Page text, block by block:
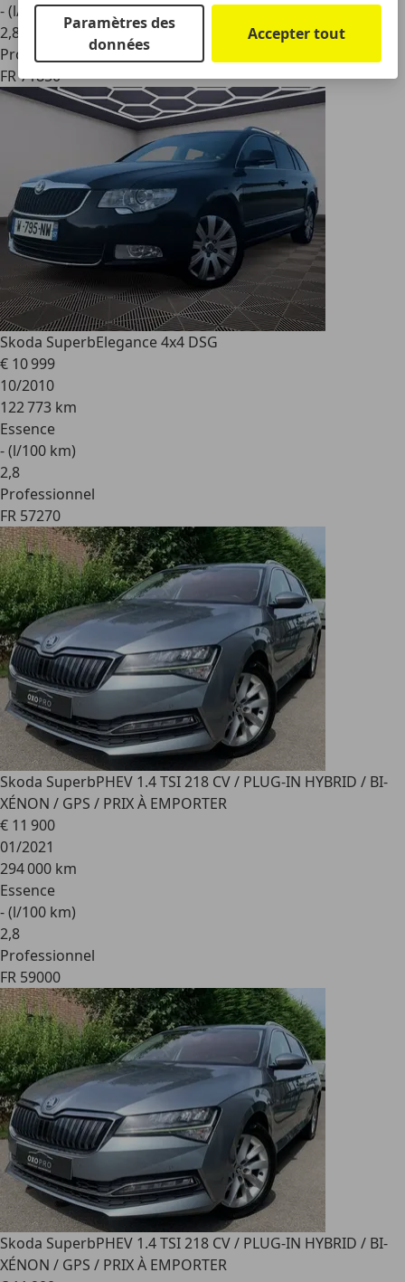
- (l/100 km)
2,8
Professionnel
FR 71850
Skoda SuperbElegance 4x4 DSG
€ 10 999
10/2010
122 773 km
Essence
- (l/100 km)
2,8
Professionnel
FR 57270
Skoda SuperbPHEV 1.4 TSI 218 CV / PLUG-IN HYBRID / BI-
XÉNON / GPS / PRIX À EMPORTER
€ 11 900
01/2021
294 000 km
Essence
- (l/100 km)
2,8
Professionnel
FR 59000
Skoda SuperbPHEV 1.4 TSI 218 CV / PLUG-IN HYBRID / BI-
XÉNON / GPS / PRIX À EMPORTER
Paramètres des
données
Accepter tout